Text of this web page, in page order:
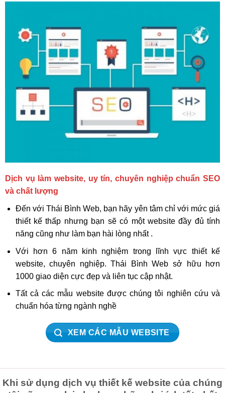
Dịch vụ làm website, uy tín, chuyên nghiệp chuẩn SEO
và chất lượng
Đến với Thái Bình Web, bạn hãy yên tâm chỉ với mức giá
thiết kế thấp nhưng bạn sẽ có một website đầy đủ tính
năng cũng như làm bạn hài lòng nhất .
Với hơn 6 năm kinh nghiệm trong lĩnh vực thiết kế
website, chuyên nghiệp. Thái Bình Web sở hữu hơn
1000 giao diện cực đẹp và liên tục cập nhật.
Tất cả các mẫu website được chúng tôi nghiên cứu và
chuẩn hóa từng ngành nghề
XEM CÁC MẪU WEBSITE
Khi sử dụng dịch vụ thiết kế website của chúng